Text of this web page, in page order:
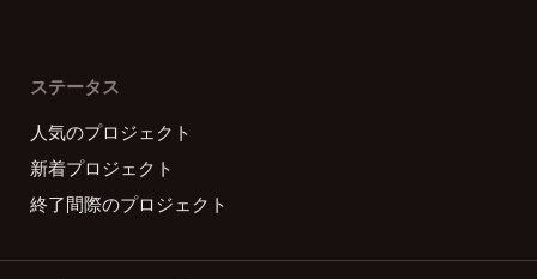
ステータス
人気のプロジェクト
新着プロジェクト
終了間際のプロジェクト